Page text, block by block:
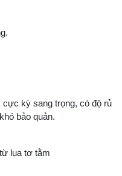
cực kỳ sang trọng, có độ rủ
bảo quản.
lụa tơ tằm